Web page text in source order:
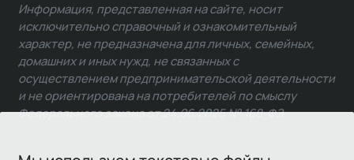
Информация, представленная на сайте, носит
исключительно справочный и ознакомительный
характер, не предназначена для личных, семейных,
домашних и иных нужд, не связанных с
осуществлением предпринимательской деятельности
и не ориентирована на потребителей по смыслу
Федерального закона от 24.06.2025 № 168-ФЗ.